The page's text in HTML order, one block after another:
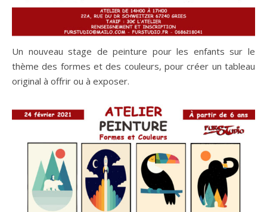
Un nouveau stage de peinture pour les enfants sur le
thème des formes et des couleurs, pour créer un tableau
original à offrir ou à exposer.